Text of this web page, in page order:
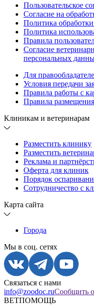
Пользовательское
Согласие на
Политика
Политика
Правила
Согласие
персональных
Для
Условия передачи
Правила работы с
Правила
Клиникам и ветеринарам
Разместить клинику
Разместить
Реклама и
Оферта для клиник
Порядок
Сотрудничество с
Карта сайта
Города
Мы в соц. сетях
Связаться с нами
info@zoodoc.ruСообщить
ВЕТПОМОЩЬ